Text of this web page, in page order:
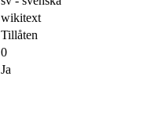
wikitext
Tillåten
0
Ja